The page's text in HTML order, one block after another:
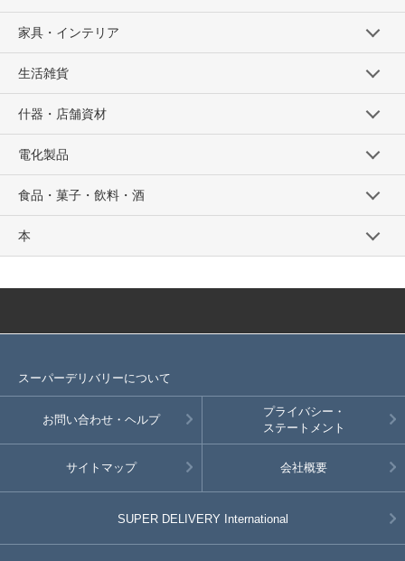
家具・インテリア
生活雑貨
什器・店舗資材
電化製品
食品・菓子・飲料・酒
本
スーパーデリバリーについて
お問い合わせ・ヘルプ
プライバシー・
ステートメント
サイトマップ 会社概要
SUPER DELIVERY International